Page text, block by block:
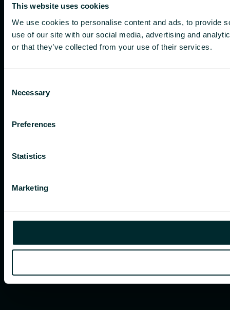
This website uses cookies
We use cookies to personalise content and ads, to provide
use of our site with our social media, advertising and
or that they’ve collected from your use of their services.
Selection
Necessary
Preferences
Statistics
Marketing